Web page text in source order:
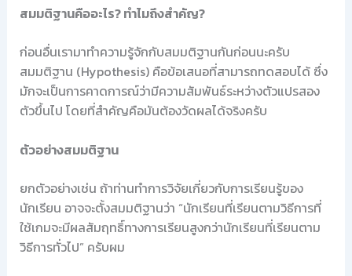
สมมติฐานคืออะไร? ทำไมถึงสำคัญ?
ก่อนอื่นเรามาทำความรู้จักกับสมมติฐานกันก่อนนะครับ
สมมติฐาน (Hypothesis) คือข้อเสนอที่สามารถทดสอบได้ ซึ่ง
มักจะเป็นการคาดการณ์ว่ามีความสัมพันธ์ระหว่างตัวแปรสอง
ตัวขึ้นไป โดยที่สำคัญคือมันต้องวัดผลได้จริงครับ
ตัวอย่างสมมติฐาน
ยกตัวอย่างเช่น ถ้าท่านทำการวิจัยเกี่ยวกับการเรียนรู้ของ
นักเรียน อาจจะตั้งสมมติฐานว่า “นักเรียนที่เรียนตามวิธีการที่
ใช้เกมจะมีผลสัมฤทธิ์ทางการเรียนสูงกว่านักเรียนที่เรียนตาม
วิธีการทั่วไป” ครับผม